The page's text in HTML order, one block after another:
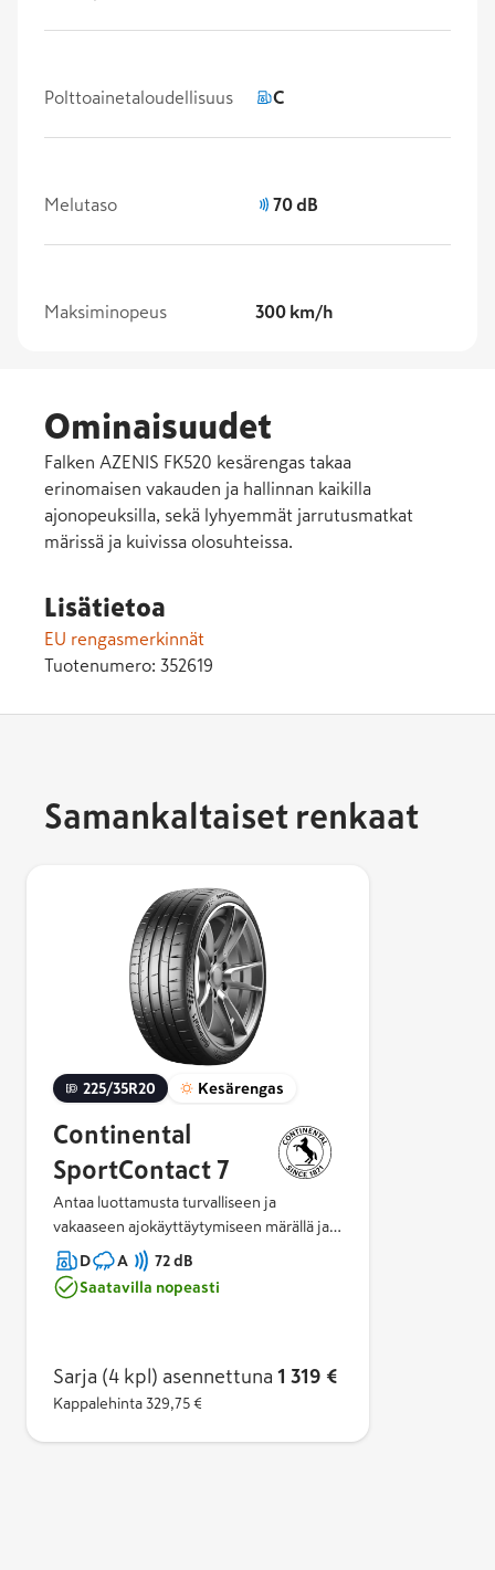
Polttoainetaloudellisuus C
Melutaso 70 dB
Maksiminopeus 300 km/h
Ominaisuudet
Falken AZENIS FK520 kesärengas takaa
erinomaisen vakauden ja hallinnan kaikilla
ajonopeuksilla, sekä lyhyemmät jarrutusmatkat
märissä ja kuivissa olosuhteissa.
Lisätietoa
EU rengasmerkinnät
Tuotenumero: 352619
Samankaltaiset renkaat
225/35R20 Kesärengas
Continental
SportContact 7
Antaa luottamusta turvalliseen ja
vakaaseen ajokäyttäytymiseen märällä ja
kuivalla pinnalla. Erittäin pehmeän
BlackChili-materiaalin ja ekstrajäykän
kuvion täydellinen yhdistelmä takaa
saat tyypillisen SportContact-tuntuman.
D A
72 dB
Saatavilla nopeasti
Sarja (4 kpl) asennettuna 1 319 €
Kappalehinta 329,75 €